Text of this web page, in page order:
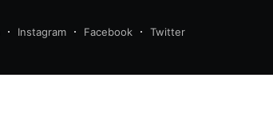
Instagram Facebook Twitter